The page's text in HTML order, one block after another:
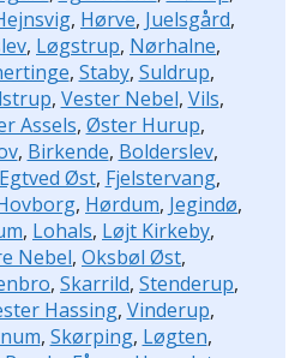
, Hørve, Juelsgård,
, Løgstrup, Nørhalne,
, Staby, Suldrup,
, Vester Nebel, Vils,
Assels, Øster Hurup,
, Birkende, Bolderslev,
Egtved Øst, Fjelstervang,
, Hørdum, Jegindø,
, Lohals, Løjt Kirkeby,
Nebel, Oksbøl Øst,
, Skarrild, Stenderup,
Hassing, Vinderup,
, Skørping, Løgten,